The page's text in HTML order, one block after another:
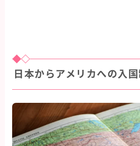
日本からアメリカへの入